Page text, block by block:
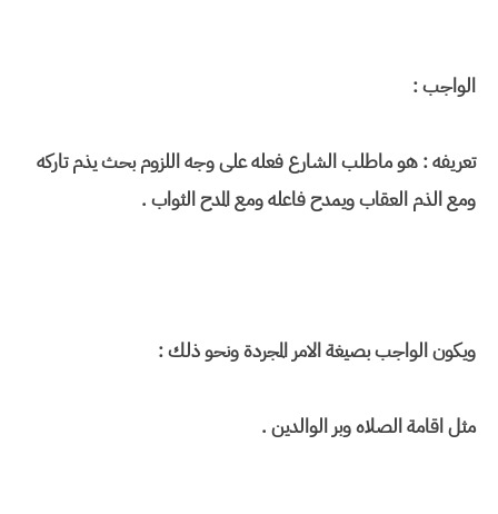
الواجب :
تعريفه : هو ماطلب الشارع فعله على وجه اللزوم بحث يذم تاركه
ومع الذم العقاب ويمدح فاعله ومع المدح الثواب .
ويكون الواجب بصيغة الامر المجردة ونحو ذلك :
مثل اقامة الصلاه وبر الوالدين .